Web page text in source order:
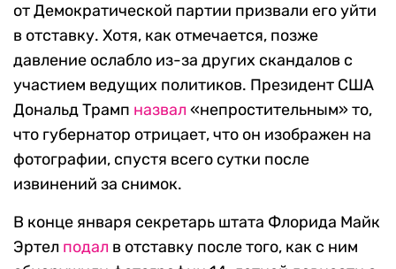
от Демократической партии призвали его уйти
в отставку. Хотя, как отмечается, позже
давление ослабло из-за других скандалов с
участием ведущих политиков. Президент США
Дональд Трамп назвал «непростительным» то,
что губернатор отрицает, что он изображен на
фотографии, спустя всего сутки после
извинений за снимок.
В конце января секретарь штата Флорида Майк
Эртел подал в отставку после того, как с ним